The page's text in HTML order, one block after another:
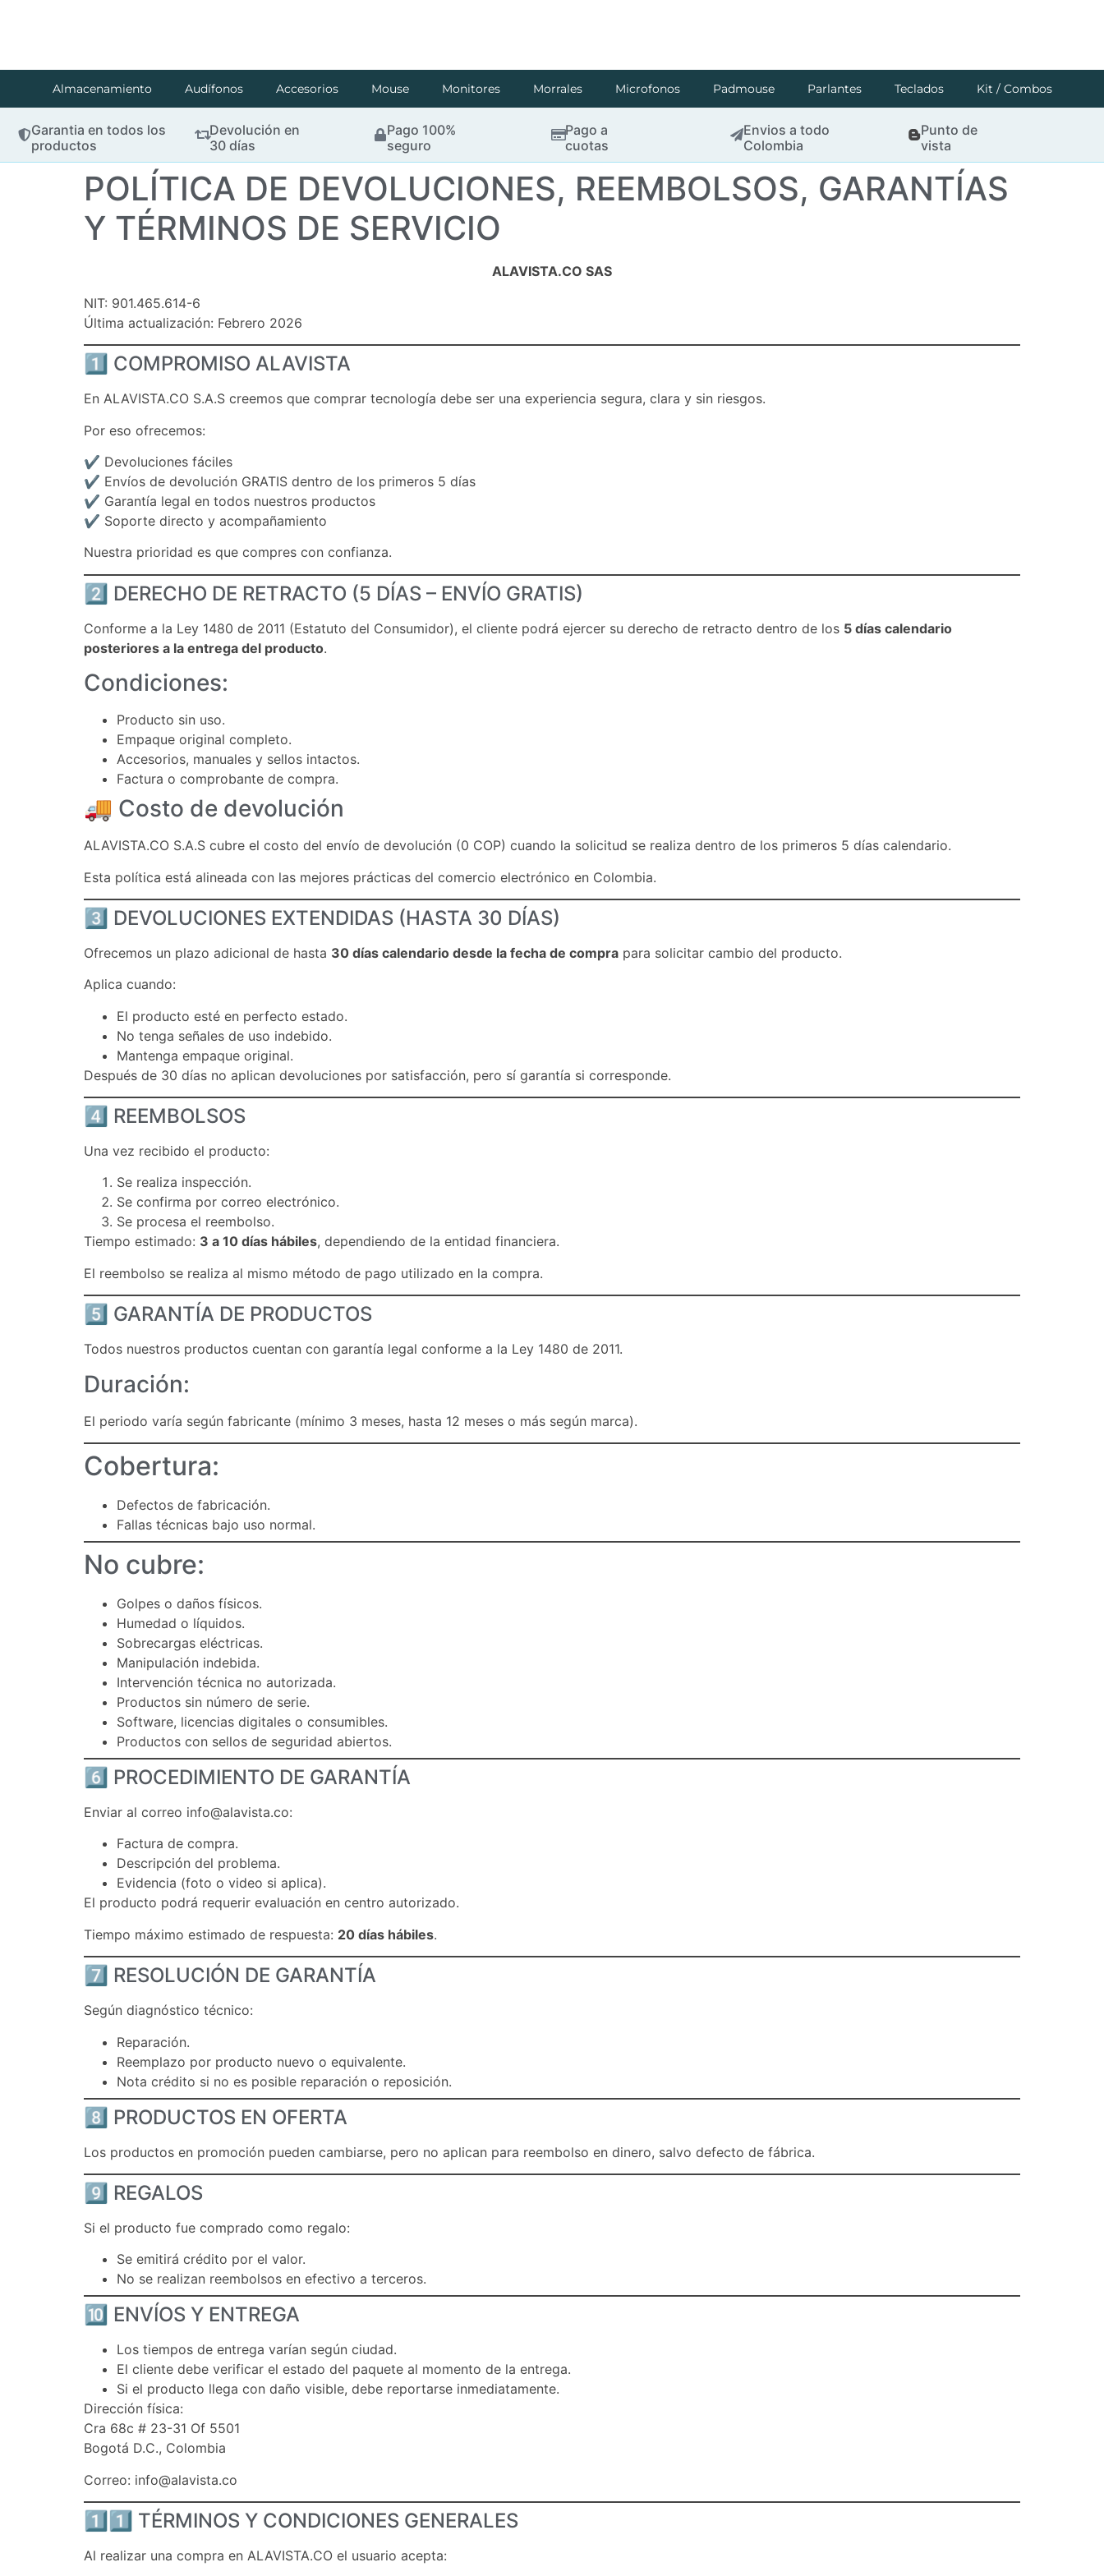
Almacenamiento Audífonos Accesorios Mouse Monitores Morrales Microfonos Padmouse Parlantes Teclados Kit / Combos
Garantia en todos los
productos
Devolución en
30 días
Pago 100%
seguro
Pago a
cuotas
Envios a todo
Colombia
Punto de
vista
POLÍTICA DE DEVOLUCIONES, REEMBOLSOS, GARANTÍAS
Y TÉRMINOS DE SERVICIO
ALAVISTA.CO SAS
NIT: 901.465.614-6
Última actualización: Febrero 2026
1️⃣ COMPROMISO ALAVISTA
En ALAVISTA.CO S.A.S creemos que comprar tecnología debe ser una experiencia segura, clara y sin riesgos.
Por eso ofrecemos:
✔ Devoluciones fáciles
✔ Envíos de devolución GRATIS dentro de los primeros 5 días
✔ Garantía legal en todos nuestros productos
✔ Soporte directo y acompañamiento
Nuestra prioridad es que compres con confianza.
2️⃣ DERECHO DE RETRACTO (5 DÍAS – ENVÍO GRATIS)
Conforme a la Ley 1480 de 2011 (Estatuto del Consumidor), el cliente podrá ejercer su derecho de retracto dentro de los 5 días calendario
posteriores a la entrega del producto.
Condiciones:
Producto sin uso.
Empaque original completo.
Accesorios, manuales y sellos intactos.
Factura o comprobante de compra.
🚚 Costo de devolución
ALAVISTA.CO S.A.S cubre el costo del envío de devolución (0 COP) cuando la solicitud se realiza dentro de los primeros 5 días calendario.
Esta política está alineada con las mejores prácticas del comercio electrónico en Colombia.
3️⃣ DEVOLUCIONES EXTENDIDAS (HASTA 30 DÍAS)
Ofrecemos un plazo adicional de hasta 30 días calendario desde la fecha de compra para solicitar cambio del producto.
Aplica cuando:
El producto esté en perfecto estado.
No tenga señales de uso indebido.
Mantenga empaque original.
Después de 30 días no aplican devoluciones por satisfacción, pero sí garantía si corresponde.
4️⃣ REEMBOLSOS
Una vez recibido el producto:
Se realiza inspección.
Se confirma por correo electrónico.
Se procesa el reembolso.
Tiempo estimado: 3 a 10 días hábiles, dependiendo de la entidad financiera.
El reembolso se realiza al mismo método de pago utilizado en la compra.
5️⃣ GARANTÍA DE PRODUCTOS
Todos nuestros productos cuentan con garantía legal conforme a la Ley 1480 de 2011.
Duración:
El periodo varía según fabricante (mínimo 3 meses, hasta 12 meses o más según marca).
Cobertura:
Defectos de fabricación.
Fallas técnicas bajo uso normal.
No cubre:
Golpes o daños físicos.
Humedad o líquidos.
Sobrecargas eléctricas.
Manipulación indebida.
Intervención técnica no autorizada.
Productos sin número de serie.
Software, licencias digitales o consumibles.
Productos con sellos de seguridad abiertos.
6️⃣ PROCEDIMIENTO DE GARANTÍA
Enviar al correo info@alavista.co:
Factura de compra.
Descripción del problema.
Evidencia (foto o video si aplica).
El producto podrá requerir evaluación en centro autorizado.
Tiempo máximo estimado de respuesta: 20 días hábiles.
7️⃣ RESOLUCIÓN DE GARANTÍA
Según diagnóstico técnico:
Reparación.
Reemplazo por producto nuevo o equivalente.
Nota crédito si no es posible reparación o reposición.
8️⃣ PRODUCTOS EN OFERTA
Los productos en promoción pueden cambiarse, pero no aplican para reembolso en dinero, salvo defecto de fábrica.
9️⃣ REGALOS
Si el producto fue comprado como regalo:
Se emitirá crédito por el valor.
No se realizan reembolsos en efectivo a terceros.
🔟 ENVÍOS Y ENTREGA
Los tiempos de entrega varían según ciudad.
El cliente debe verificar el estado del paquete al momento de la entrega.
Si el producto llega con daño visible, debe reportarse inmediatamente.
Dirección física:
Cra 68c # 23-31 Of 5501
Bogotá D.C., Colombia
Correo: info@alavista.co
1️⃣1️⃣ TÉRMINOS Y CONDICIONES GENERALES
Al realizar una compra en ALAVISTA.CO el usuario acepta: